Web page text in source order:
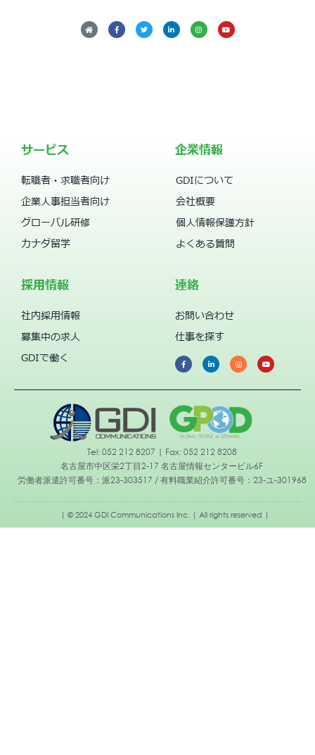
サービス
転職者・求職者向け
企業人事担当者向け
グローバル研修
カナダ留学
企業情報
GDIについて
会社概要
個人情報保護方針
よくある質問
採用情報
社内採用情報
募集中の求人
GDIで働く
連絡
お問い合わせ
仕事を探す
Tel: 052 212 8207 | Fax: 052 212 8208
名古屋市中区栄2丁目2-17 名古屋情報センタービル6F
労働者派遣許可番号：派23-303517 / 有料職業紹介許可番号：23-ユ-301968
| © 2024 GDI Communications Inc. | All rights reserved |